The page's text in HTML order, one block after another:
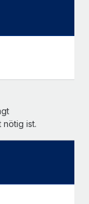
nötig ist.